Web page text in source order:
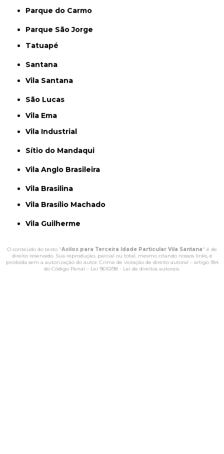
Parque do Carmo
Parque São Jorge
Tatuapé
Santana
Vila Santana
São Lucas
Vila Ema
Vila Industrial
Sítio do Mandaqui
Vila Anglo Brasileira
Vila Brasilina
Vila Brasílio Machado
Vila Guilherme
O conteúdo do texto "Asilos para Terceira Idade Particular Vila Santana" é de
direito reservado. Sua reprodução, parcial ou total, mesmo citando nossos links, é
proibida sem a autorização do autor. Crime de violação de direito autoral – artigo 184
do Código Penal – Lei 9610/98 - Lei de direitos autorais.